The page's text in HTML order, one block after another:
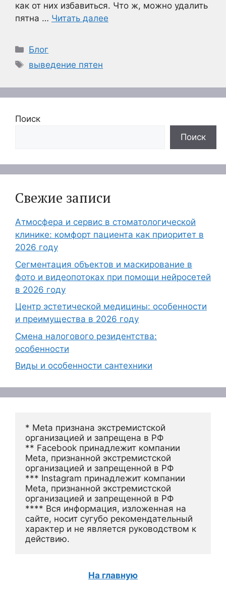
как от них избавиться. Что ж, можно удалить
пятна … Читать далее
Рубрики
Блог
Метки
выведение пятен
Поиск
Поиск
Свежие записи
Атмосфера и сервис в стоматологической
клинике: комфорт пациента как приоритет в
2026 году
Сегментация объектов и маскирование в
фото и видеопотоках при помощи нейросетей
в 2026 году
Центр эстетической медицины: особенности
и преимущества в 2026 году
Смена налогового резидентства:
особенности
Виды и особенности сантехники
* Meta признана экстремистской
организацией и запрещена в РФ
** Facebook принадлежит компании
Meta, признанной экстремистской
организацией и запрещенной в РФ
*** Instagram принадлежит компании
Meta, признанной экстремистской
организацией и запрещенной в РФ
**** Вся информация, изложенная на
сайте, носит сугубо рекомендательный
характер и не является руководством к
действию.
На главную